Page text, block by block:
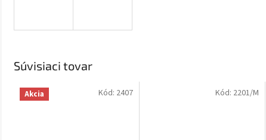
R
Súvisiaci tovar
Akcia Kód: 2407 Kód: 2201/M